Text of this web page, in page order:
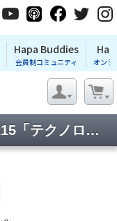
Hapa Buddies
会員制コミュニティ オンラ
Podcast Script for episode 215「テクノロジーで変わる授業」